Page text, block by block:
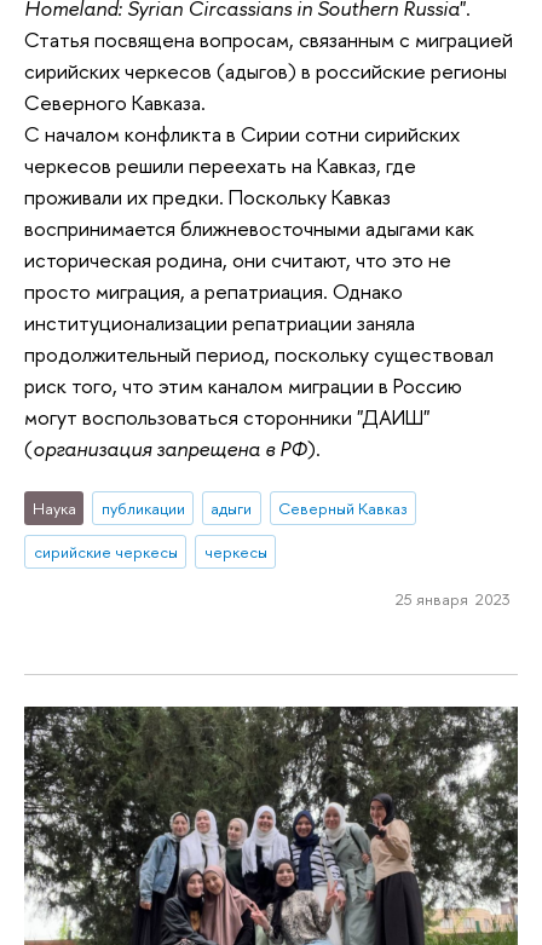
Homeland: Syrian Circassians in Southern Russia".
Статья посвящена вопросам, связанным с миграцией
сирийских черкесов (адыгов) в российские регионы
Северного Кавказа.
С началом конфликта в Сирии сотни сирийских
черкесов решили переехать на Кавказ, где
проживали их предки. Поскольку Кавказ
воспринимается ближневосточными адыгами как
историческая родина, они считают, что это не
просто миграция, а репатриация. Однако
институционализации репатриации заняла
продолжительный период, поскольку существовал
риск того, что этим каналом миграции в Россию
могут воспользоваться сторонники "ДАИШ"
(организация запрещена в РФ).
Наука публикации адыги
Северный Кавказ
сирийские черкесы
черкесы
25 января 2023